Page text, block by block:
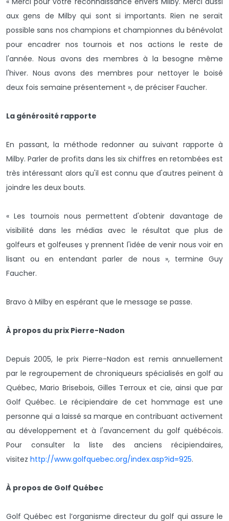
aux gens de Milby qui sont si importants. Rien ne serait
possible sans nos champions et championnes du bénévolat
pour encadrer nos tournois et nos actions le reste de
l'année. Nous avons des membres à la besogne même
l'hiver. Nous avons des membres pour nettoyer le boisé
deux fois semaine présentement », de préciser Faucher.
La générosité rapporte
En passant, la méthode redonner au suivant rapporte à
Milby. Parler de profits dans les six chiffres en retombées est
très intéressant alors qu'il est connu que d'autres peinent à
joindre les deux bouts.
« Les tournois nous permettent d'obtenir davantage de
visibilité dans les médias avec le résultat que plus de
golfeurs et golfeuses y prennent l'idée de venir nous voir en
lisant ou en entendant parler de nous », termine Guy
Faucher.
Bravo à Milby en espérant que le message se passe.
À propos du prix Pierre-Nadon
Depuis 2005, le prix Pierre-Nadon est remis annuellement
par le regroupement de chroniqueurs spécialisés en golf au
Québec, Mario Brisebois, Gilles Terroux et cie, ainsi que par
Golf Québec. Le récipiendaire de cet hommage est une
personne qui a laissé sa marque en contribuant activement
au développement et à l'avancement du golf québécois.
Pour consulter la liste des anciens récipiendaires,
visitez http://www.golfquebec.org/index.asp?id=925.
À propos de Golf Québec
Golf Québec est l’organisme directeur du golf qui assure le